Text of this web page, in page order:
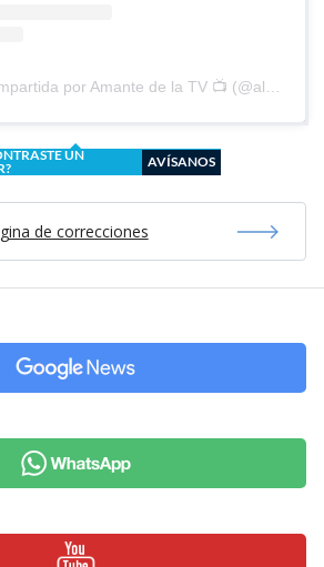
UN
AVÍSANOS
de correcciones